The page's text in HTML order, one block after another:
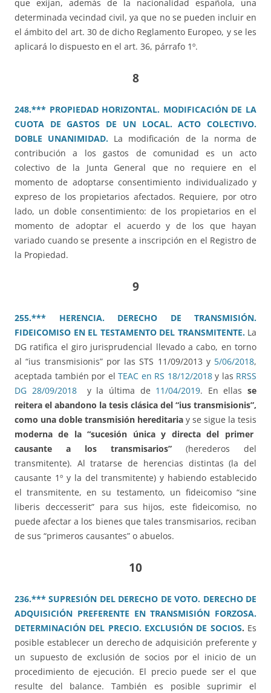
que exijan, además de la nacionalidad española, una
determinada vecindad civil, ya que no se pueden incluir en
el ámbito del art. 30 de dicho Reglamento Europeo, y se les
aplicará lo dispuesto en el art. 36, párrafo 1º.
8
248.*** PROPIEDAD HORIZONTAL. MODIFICACIÓN DE LA
CUOTA DE GASTOS DE UN LOCAL. ACTO COLECTIVO.
DOBLE UNANIMIDAD. La modificación de la norma de
contribución a los gastos de comunidad es un acto
colectivo de la Junta General que no requiere en el
momento de adoptarse consentimiento individualizado y
expreso de los propietarios afectados. Requiere, por otro
lado, un doble consentimiento: de los propietarios en el
momento de adoptar el acuerdo y de los que hayan
variado cuando se presente a inscripción en el Registro de
la Propiedad.
9
255.*** HERENCIA. DERECHO DE TRANSMISIÓN.
FIDEICOMISO EN EL TESTAMENTO DEL TRANSMITENTE.La
DG ratifica el giro jurisprudencial llevado a cabo, en torno
al “ius transmisionis” por las STS 11/09/2013 y 5/06/2018,
aceptada también por el TEAC en RS 18/12/2018y las RRSS
DG 28/09/2018
y la última de 11/04/2019. En ellasse
reitera el abandono la tesis clásica del “ius transmisionis”,
como una doble transmisión hereditaria y se sigue la tesis
moderna de la “sucesión única y directa del primer
causante a los transmisarios” (herederos del
transmitente). Al tratarse de herencias distintas (la del
causante 1º y la del transmitente) y habiendo establecido
el transmitente, en su testamento, un fideicomiso “sine
liberis deccesserit” para sus hijos, este fideicomiso, no
puede afectar a los bienes que tales transmisarios, reciban
de sus “primeros causantes” o abuelos.
10
236.*** SUPRESIÓN DEL DERECHO DE VOTO. DERECHO DE
ADQUISICIÓN PREFERENTE EN TRANSMISIÓN FORZOSA.
DETERMINACIÓN DEL PRECIO. EXCLUSIÓN DE SOCIOS. Es
posible establecer un derecho de adquisición preferente y
un supuesto de exclusión de socios por el inicio de un
procedimiento de ejecución. El precio puede ser el que
resulte del balance. También es posible suprimir el